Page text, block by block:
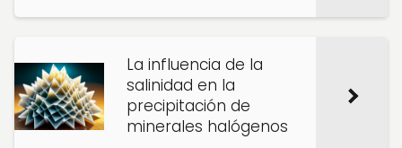
La influencia de la
salinidad en la
precipitación de
minerales halógenos